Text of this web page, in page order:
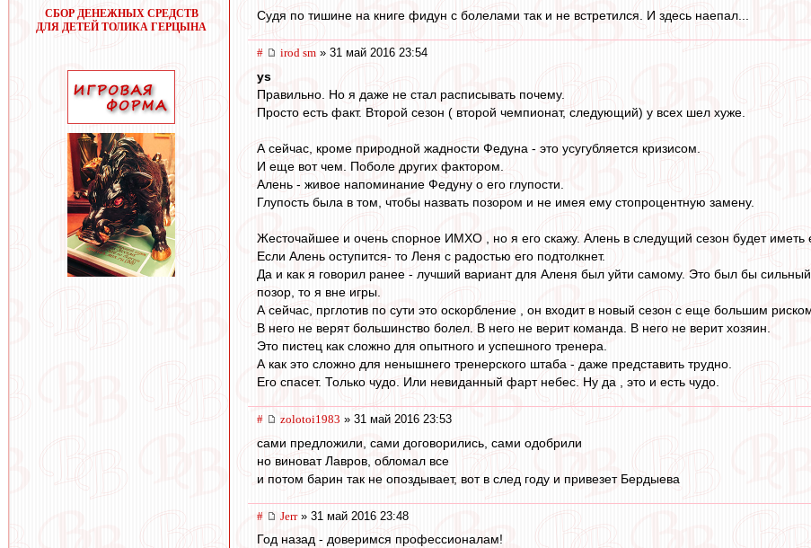
СБОР ДЕНЕЖНЫХ СРЕДСТВ
ДЛЯ ДЕТЕЙ ТОЛИКА ГЕРЦЫНА
Судя по тишине на книге фидун с болелами так и не встретился. И здесь наепал...
# irod sm » 31 май 2016 23:54
ys
Правильно. Но я даже не стал расписывать почему.
Просто есть факт. Второй сезон ( второй чемпионат, следующий) у всех шел хуже.
А сейчас, кроме природной жадности Федуна - это усугубляется кризисом.
И еще вот чем. Поболе других фактором.
Алень - живое напоминание Федуну о его глупости.
Глупость была в том, чтобы назвать позором и не имея ему стопроцентную замену.
Жесточайшее и очень спорное ИМХО , но я его скажу. Алень в следущий сезон будет
Если Алень оступится- то Леня с радостью его подтолкнет.
Да и как я говорил ранее - лучший вариант для Аленя был уйти самому. Это был бы
позор, то я вне игры.
А сейчас, прглотив по сути это оскорбление , он входит в новый сезон с еще большим
В него не верят большинство болел. В него не верит команда. В него не верит хозяин.
Это пистец как сложно для опытного и успешного тренера.
А как это сложно для ненышнего тренерского штаба - даже представить трудно.
Его спасет. Только чудо. Или невиданный фарт небес. Ну да , это и есть чудо.
# zolotoi1983 » 31 май 2016 23:53
сами предложили, сами договорились, сами одобрили
но виноват Лавров, обломал все
и потом барин так не опоздывает, вот в след году и привезет Бердыева
# Jerr» 31 май 2016 23:48
Год назад - доверимся профессионалам!